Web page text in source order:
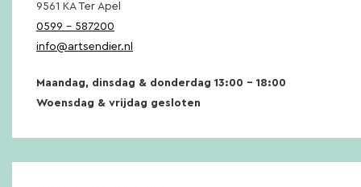
9561 KA Ter Apel
0599 – 587200
info@artsendier.nl
Maandag, dinsdag & donderdag 13:00 – 18:00
Woensdag & vrijdag gesloten